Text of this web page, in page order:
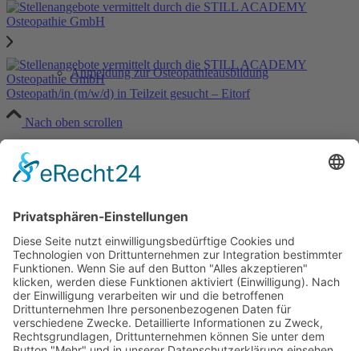
Anmeldung zur Osteopathieausbildung
Anmeldung zur Säuglingssprechstunde
Downloads
Osteopath/in (m/w/d) in Teilzeit gesucht – Eitorf
Nach oben scrollen